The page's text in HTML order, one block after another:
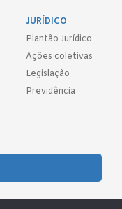
JURÍDICO
Plantão Jurídico
Ações coletivas
Legislação
Previdência